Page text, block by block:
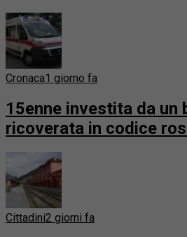
Cronaca1 giorno fa
15enne investita da un
ricoverata in codice
Cittadini2 giorni fa